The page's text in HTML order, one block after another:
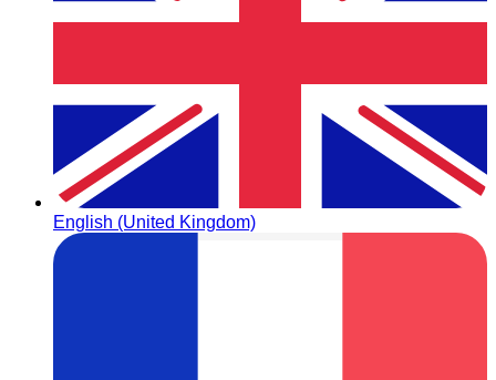
English (United Kingdom)